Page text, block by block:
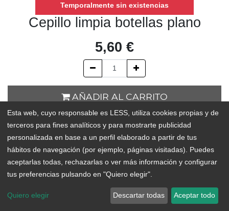
Temporalmente sin existencias
Cepillo limpia botellas plano
5,60 €
AÑADIR AL CARRITO
Temporalmente sin existencias
Add to Wishlist
Cepillo de madera de haya de cultivo europeo para limpiar
botellas, termos y vasos de boca ancha.
Tiene un mango largo y rígido, ideal para llegar al fondo de los
recipientes y limpiar de forma cómoda hasta la suciedad más
Esta web, cuyo responsable es LESS, utiliza cookies propias y de
terceros para fines analíticos y para mostrarte publicidad
personalizada en base a un perfil elaborado a partir de tus
hábitos de navegación (por ejemplo, páginas visitadas). Puedes
aceptarlas todas, rechazarlas o ver más información y configurar
tus preferencias pulsando en "Quiero elegir".
Quiero elegir Descartar todas Aceptar todo